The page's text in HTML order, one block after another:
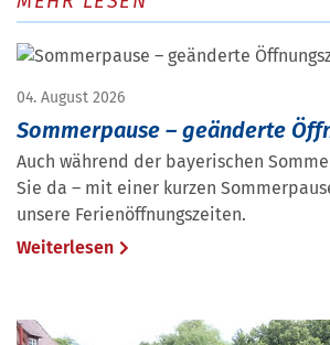
04. August 2026
Sommerpause – geänderte
Auch während der bayerischen
Sie da – mit einer kurzen
unsere Ferienöffnungszeiten.
Weiterlesen